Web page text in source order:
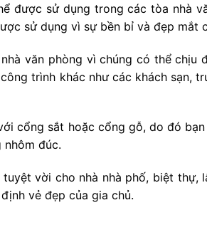
được sử dụng trong các tòa nhà
sử dụng vì sự bền bỉ và đẹp mắt
văn phòng vì chúng có thể chịu
trình khác như các khách sạn,
cổng sắt hoặc cổng gỗ, do đó
đúc.
vời cho nhà nhà phố, biệt thự,
vẻ đẹp của gia chủ.